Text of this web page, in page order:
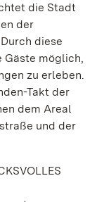
die Stadt
der
diese
Gäste möglich,
zu erleben.
Takt der
dem Areal
und der